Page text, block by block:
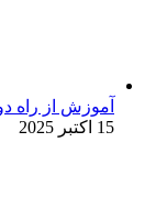
آموزش از راه دور
15 اکتبر 2025